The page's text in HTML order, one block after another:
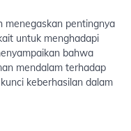
menegaskan pentingnya
untuk menghadapi
bahwa
mendalam terhadap
keberhasilan dalam